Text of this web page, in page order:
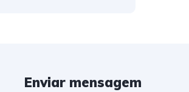
Enviar mensagem